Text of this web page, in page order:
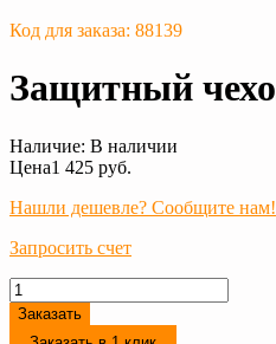
Код для заказа: 88139
Защитный
Наличие: В наличии
Цена1 425 руб.
Нашли дешевле? Сообщите нам!
Запросить счет
Заказать